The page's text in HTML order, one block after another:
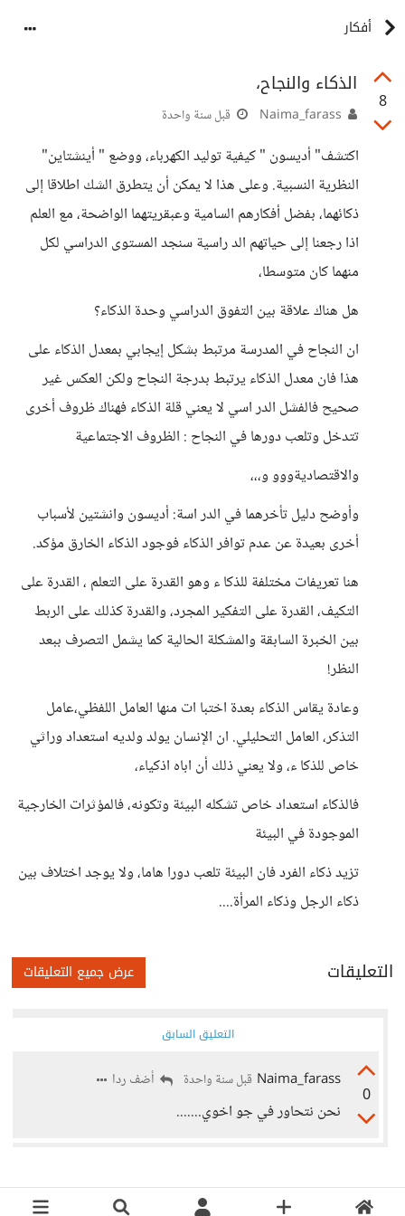
أفكار
8
الذكاء والنجاح،
قبل سنة واحدة
اكتشف" أديسون " كيفية توليد الكهرباء، ووضع " أينشتاين"
النظرية النسبية. وعلى هذا لا يمكن أن يتطرق الشك اطلاقا إلى
ذكائهما، بفضل أفكارهم السامية وعبقريتهما الواضحة، مع العلم
اذا رجعنا إلى حياتهم الد راسية سنجد المستوى الدراسي لكل
منهما كان متوسطا،
هل هناك علاقة بين التفوق الدراسي وحدة الذكاء؟
ان النجاح في المدرسة مرتبط بشكل إيجابي بمعدل الذكاء على
هذا فان معدل الذكاء يرتبط بدرجة النجاح ولكن العكس غير
صحيح فالفشل الدر اسي لا يعني قلة الذكاء فهناك ظروف أخرى
تتدخل وتلعب دورها في النجاح : الظروف الاجتماعية
والاقتصاديةووو و،،،
وأوضح دليل تأخرهما في الدر اسة: أديسون وانشتين لأسباب
أخرى بعيدة عن عدم توافر الذكاء فوجود الذكاء الخارق مؤكد.
هنا تعريفات مختلفة للذكا ء وهو القدرة على التعلم ، القدرة على
التكيف، القدرة على التفكير المجرد، والقدرة كذلك على الربط
بين الخبرة السابقة والمشكلة الحالية كما يشمل التصرف ببعد
النظر!
وعادة يقاس الذكاء بعدة اختبا ات منها العامل اللفظي،عامل
التذكر، العامل التحليلي. ان الإنسان يولد ولديه استعداد وراثي
خاص للذكا ء، ولا يعني ذلك أن اباه اذكياء،
فالذكاء استعداد خاص تشكله البيئة وتكونه، فالمؤثرات الخارجية
الموجودة في البيئة
تزيد ذكاء الفرد فان البيئة تلعب دورا هاما، ولا يوجد اختلاف بين
ذكاء الرجل وذكاء المرأة....
التعليقات عرض جميع التعليقات
التعليق السابق
0
Naima_farass قبل سنة واحدة أضف ردا
نحن نتحاور في جو اخوي.......